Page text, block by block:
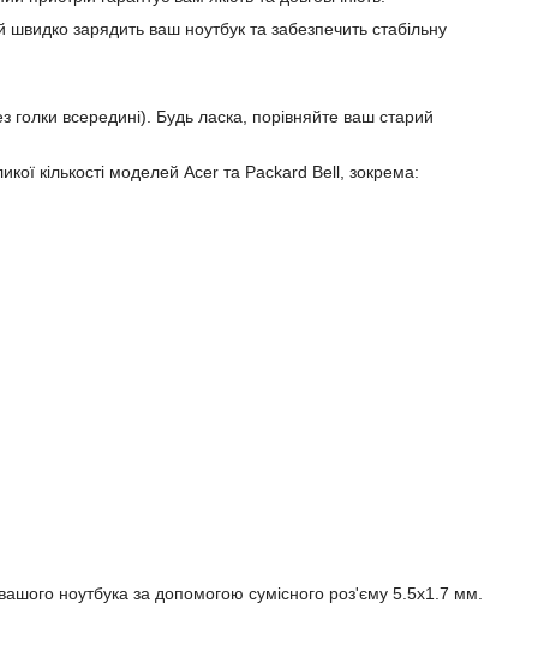
швидко зарядить ваш ноутбук та забезпечить стабільну
голки всередині). Будь ласка, порівняйте ваш старий
кількості моделей Acer та Packard Bell, зокрема:
ноутбука за допомогою сумісного роз'єму 5.5x1.7 мм.